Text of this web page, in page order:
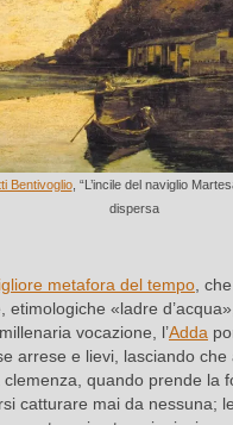
Bentivoglio, “L’incile del naviglio
dispersa
metafora del tempo ,
etimologiche «ladre
vocazione, l’Adda
arrese e lievi, lasciando che
clemenza, quando prende la
catturare mai da nessuna;